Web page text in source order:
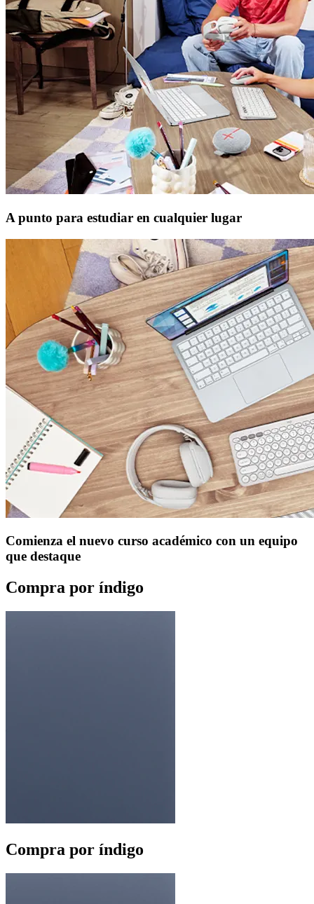
A punto para estudiar en cualquier lugar
Comienza el nuevo curso académico con un equipo
que destaque
Compra por índigo
Compra por índigo